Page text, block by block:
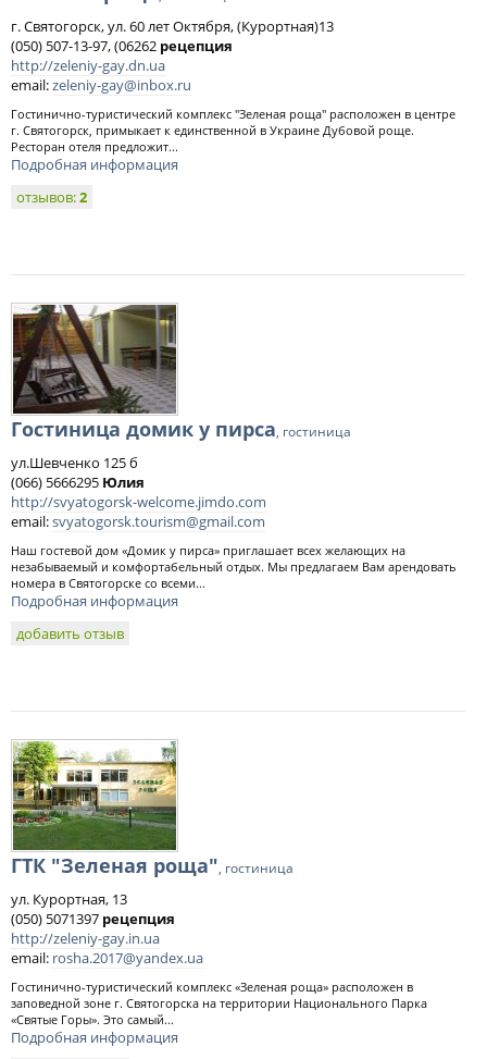
г. Святогорск, ул. 60 лет Октября, (Курортная)13
(050) 507-13-97, (06262 рецепция
http://zeleniy-gay.dn.ua
email:zeleniy-gay@inbox.ru
Гостинично-туристический комплекс "Зеленая роща" расположен в центре
г. Святогорск, примыкает к единственной в Украине Дубовой роще.
Ресторан отеля предложит...
Подробная информация
отзывов:2
Гостиница домик у пирса, гостиница
ул.Шевченко 125 б
(066) 5666295 Юлия
http://svyatogorsk-welcome.jimdo.com
email:svyatogorsk.tourism@gmail.com
Наш гостевой дом «Домик у пирса» приглашает всех желающих на
незабываемый и комфортабельный отдых. Мы предлагаем Вам арендовать
номера в Святогорске со всеми...
Подробная информация
добавить отзыв
ГТК "Зеленая роща", гостиница
ул. Курортная, 13
(050) 5071397 рецепция
http://zeleniy-gay.in.ua
email: rosha.2017@yandex.ua
Гостинично-туристический комплекс «Зеленая роща» расположен в
заповедной зоне г. Святогорска на территории Национального Парка
«Святые Горы». Это самый...
Подробная информация